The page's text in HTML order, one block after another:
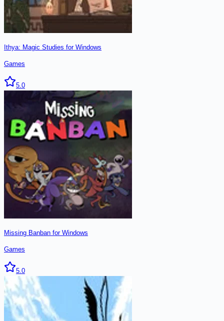
Ithya: Magic Studies for Windows
Games
5.0
Missing Banban for Windows
Games
5.0